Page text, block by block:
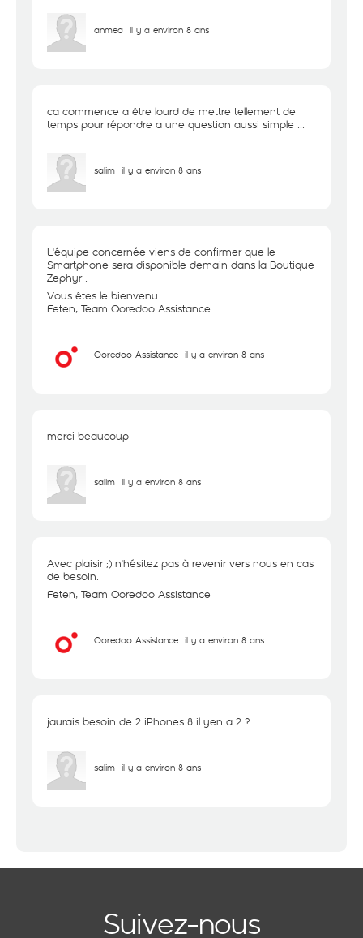
ahmed il y a environ 8 ans
ca commence a être lourd de mettre tellement de
temps pour répondre a une question aussi simple ...
salim il y a environ 8 ans
L'équipe concernée viens de confirmer que le
Smartphone sera disponible demain dans la Boutique
Zephyr .
Vous êtes le bienvenu
Feten, Team Ooredoo Assistance
Ooredoo Assistance il y a environ 8 ans
merci beaucoup
salim il y a environ 8 ans
Avec plaisir ;) n'hésitez pas à revenir vers nous en cas
de besoin.
Feten, Team Ooredoo Assistance
Ooredoo Assistance il y a environ 8 ans
jaurais besoin de 2 iPhones 8 il yen a 2 ?
salim il y a environ 8 ans
Suivez-nous